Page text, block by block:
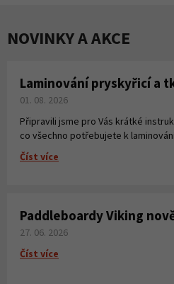
NOVINKY A AKCE
Laminování pryskyřicí a
01. 08. 2026
Připravili jsme pro Vás krátké
co všechno potřebujete k
Číst více
Paddleboardy Viking
27. 06. 2026
Číst více